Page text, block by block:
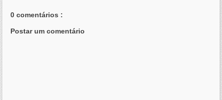
0 comentários :
Postar um comentário